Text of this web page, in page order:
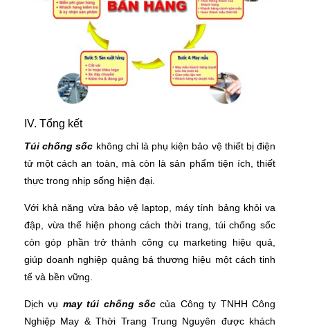
IV. Tổng kết
Túi chống sốc không chỉ là phụ kiện bảo vệ thiết bị điện
tử một cách an toàn, mà còn là sản phẩm tiện ích, thiết
thực trong nhịp sống hiện đại.
Với khả năng vừa bảo vệ laptop, máy tính bảng khỏi va
đập, vừa thể hiện phong cách thời trang, túi chống sốc
còn góp phần trở thành công cụ marketing hiệu quả,
giúp doanh nghiệp quảng bá thương hiệu một cách tinh
tế và bền vững.
Dịch vụ may túi chống sốc của Công ty TNHH Công
Nghiệp May & Thời Trang Trung Nguyên được khách